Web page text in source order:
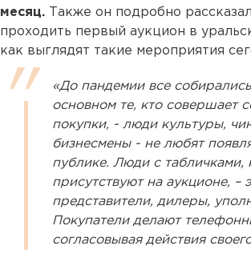
месяц. Также он подробно
проходить первый аукцион в
как выглядят такие мероприятия
«До пандемии все
основном те, кто совершает
покупки, - люди культуры,
бизнесмены - не любят
публике. Люди с табличками,
присутствуют на аукционе, –
представители, дилеры,
Покупатели делают
согласовывая действия